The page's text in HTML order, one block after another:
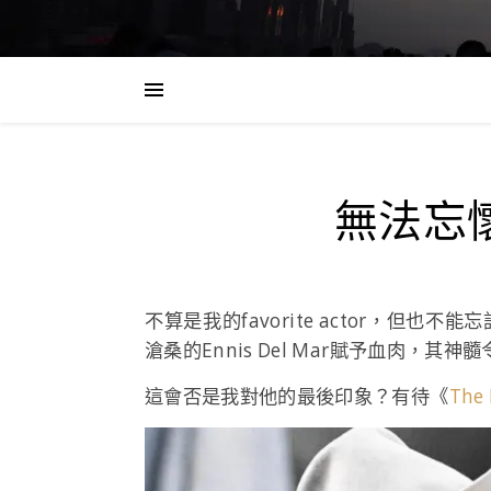
無法忘
不算是我的favorite actor，但也不能忘
滄桑的Ennis Del Mar賦予血肉，其神髓
這會否是我對他的最後印象？有待《The